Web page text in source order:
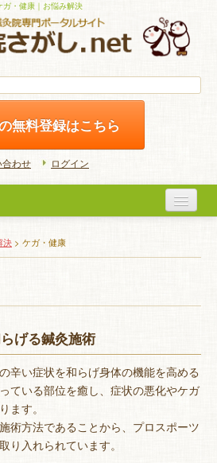
ガ・健康｜お悩み解決
無料登録はこちら
合わせ ログイン
初めての方へ
ホームケア
特 集
お悩み解決！
決 > ケガ・健康
げる鍼灸施術
辛い症状を和らげ身体の機能を高める
ている部位を癒し、症状の悪化やケガ
ます。
術方法であることから、プロスポーツ
り入れられています。